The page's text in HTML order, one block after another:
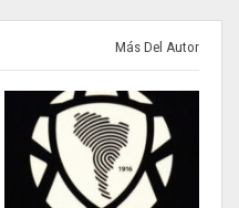
Más Del Autor